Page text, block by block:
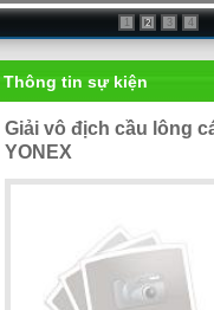
1 2 3 4
Thông tin sự kiện
Giải vô địch cầu lông
YONEX